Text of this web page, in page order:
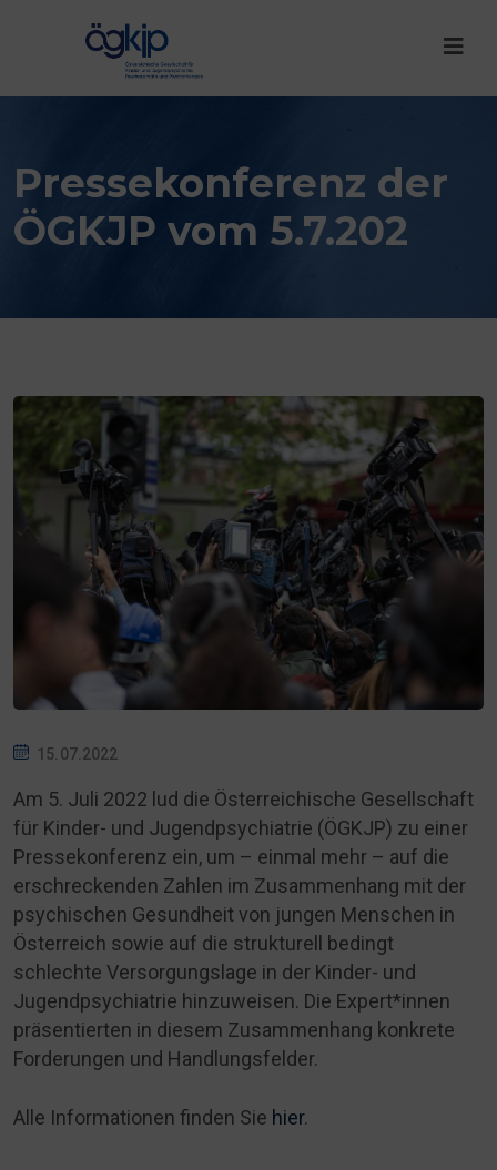
Pressekonferenz der
ÖGKJP vom 5.7.202
15.07.2022
Am 5. Juli 2022 lud die Österreichische Gesellschaft
für Kinder- und Jugendpsychiatrie (ÖGKJP) zu einer
Pressekonferenz ein, um – einmal mehr – auf die
erschreckenden Zahlen im Zusammenhang mit der
psychischen Gesundheit von jungen Menschen in
Österreich sowie auf die strukturell bedingt
schlechte Versorgungslage in der Kinder- und
Jugendpsychiatrie hinzuweisen. Die Expert*innen
präsentierten in diesem Zusammenhang konkrete
Forderungen und Handlungsfelder.
Alle Informationen finden Sie hier.